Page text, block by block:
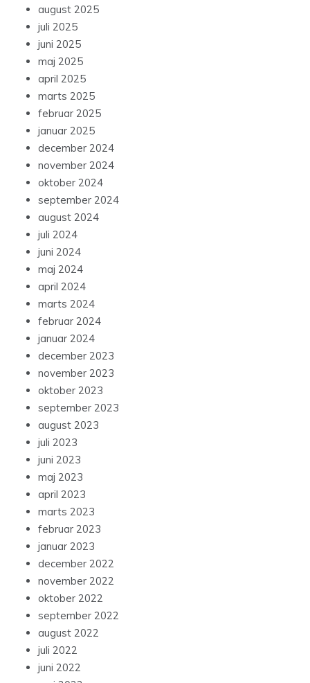
august 2025
juli 2025
juni 2025
maj 2025
april 2025
marts 2025
februar 2025
januar 2025
december 2024
november 2024
oktober 2024
september 2024
august 2024
juli 2024
juni 2024
maj 2024
april 2024
marts 2024
februar 2024
januar 2024
december 2023
november 2023
oktober 2023
september 2023
august 2023
juli 2023
juni 2023
maj 2023
april 2023
marts 2023
februar 2023
januar 2023
december 2022
november 2022
oktober 2022
september 2022
august 2022
juli 2022
juni 2022